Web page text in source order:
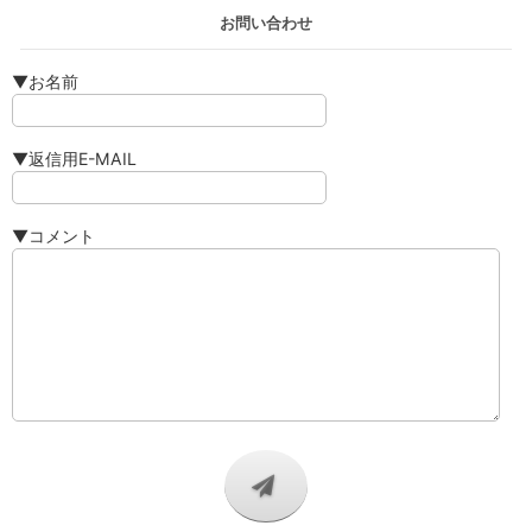
お問い合わせ
▼お名前
▼返信用E-MAIL
▼コメント